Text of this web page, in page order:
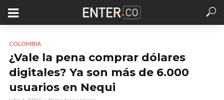
COLOMBIA
¿Vale la pena comprar dólares
digitales? Ya son más de 6.000
usuarios en Nequi